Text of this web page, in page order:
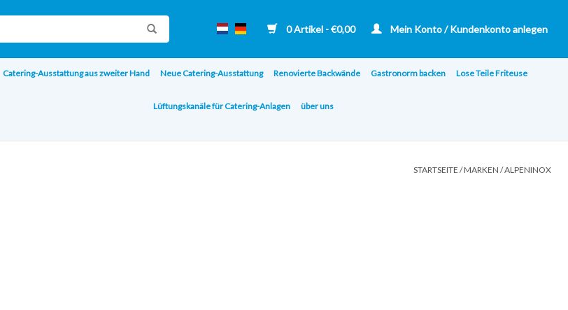
0 Artikel - €0,00 Mein Konto / Kundenkonto anlegen
Catering-Ausstattung aus zweiter Hand Neue Catering-Ausstattung Renovierte Backwände Gastronorm backen Lose Teile Friteuse
Lüftungskanäle für Catering-Anlagen über uns
STARTSEITE /MARKEN /ALPENINOX